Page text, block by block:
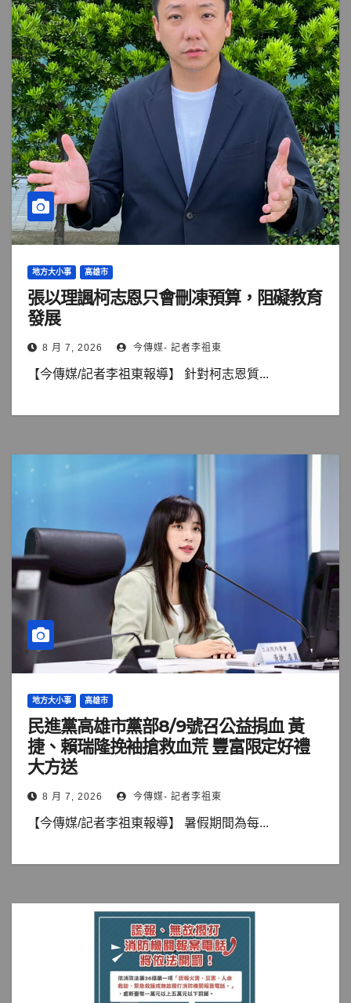
地方大小事 高雄市
張以理諷柯志恩只會刪凍預算，阻礙教育
發展
8 月 7, 2026 今傳媒- 記者李祖東
【今傳媒/記者李祖東報導】 針對柯志恩質...
地方大小事 高雄市
民進黨高雄市黨部8/9號召公益捐血 黃
捷、賴瑞隆挽袖搶救血荒 豐富限定好禮
大方送
8 月 7, 2026 今傳媒- 記者李祖東
【今傳媒/記者李祖東報導】 暑假期間為每...